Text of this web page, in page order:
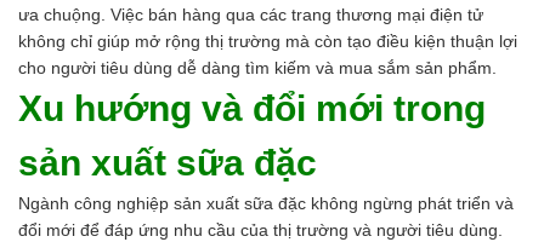
ưa chuộng. Việc bán hàng qua các trang thương mại điện tử
không chỉ giúp mở rộng thị trường mà còn tạo điều kiện thuận lợi
cho người tiêu dùng dễ dàng tìm kiếm và mua sắm sản phẩm.
Xu hướng và đổi mới trong
sản xuất sữa đặc
Ngành công nghiệp sản xuất sữa đặc không ngừng phát triển và
đổi mới để đáp ứng nhu cầu của thị trường và người tiêu dùng.